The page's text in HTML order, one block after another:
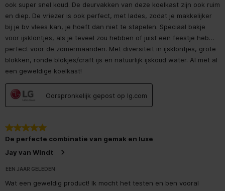
Wifi
Ergonomie
Koelkast binnenverlichting
Koelkast
Nettocapaciteit koelkast 364 l
Aantal compressors
koelkast
ook super snel koud. De deurvakken van deze koelkast zijn ook ruim
en diep. De vriezer is ook perfect, met lades, zodat je makkelijker
bij je bv vlees kan, je hoeft dan niet te stapelen. Speciaal bakje
voor ijsklontjes, als je teveel zou hebben of juist een feestje heb…
perfect voor de zomermaanden. Met diversiteit in ijsklontjes, grote
blokken, ronde blokjes/craft ijs en natuurlijk ijskoud water. Al met al
een geweldige koelkast!
Oorspronkelijk gepost op lg.com
5 van 5 sterren.
De perfecte combinatie van gemak en luxe
Jay van WIndt
EEN JAAR GELEDEN
Wat een geweldig product! Ik mocht het testen en ben vooral